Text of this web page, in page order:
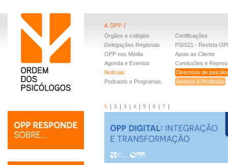
Órgãos e colégios
Delegações Regionais
OPP nos Média
Agenda e Eventos
Notícias
Podcasts e Programas
Certificações
PSIS21 - Revista
Apoio ao Cliente
Comissões e
Directório de
Acesso à Profissão
1 2 3 4 5 6 7